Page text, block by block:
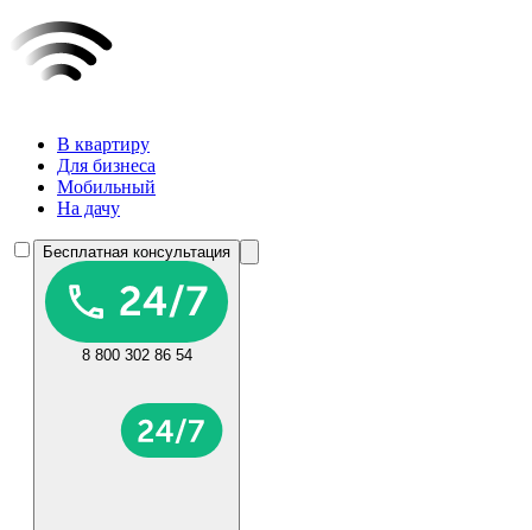
В квартиру
Для бизнеса
Мобильный
На дачу
Бесплатная консультация
8 800 302 86 54